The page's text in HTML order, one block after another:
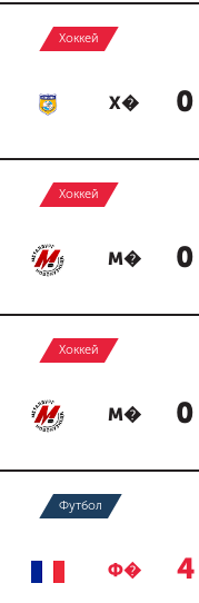
Хоккей
Х� 0
Хоккей
М� 0
Хоккей
М� 0
Футбол
Ф� 4